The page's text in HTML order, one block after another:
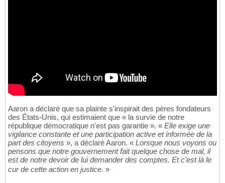
Aaron a déclaré que sa plainte s'inspirait des pères fondateurs
des États-Unis, qui estimaient que « la survie de notre
république démocratique n'est pas garantie ». « Elle exige une
vigilance constante et une participation active et informée de la
part des citoyens », a déclaré Aaron. « Lorsque nous voyons ou
pensons que notre gouvernement fait quelque chose de mal, il
est de notre devoir de lui demander des comptes. Et c'est là le
cur de cette action en justice. »